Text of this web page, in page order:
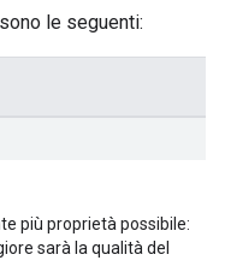
le seguenti:
più proprietà possibile:
sarà la qualità del